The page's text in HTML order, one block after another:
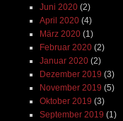
Juni 2020(2)
April 2020(4)
März 2020(1)
Februar 2020(2)
Januar 2020(2)
Dezember 2019 (3)
November 2019 (5)
Oktober 2019 (3)
September 2019 (1)